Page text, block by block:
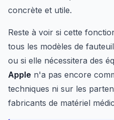
concrète et utile.
Reste à voir si cette
tous les modèles de
ou si elle nécessitera des
Apple n'a pas encore
techniques ni sur les
fabricants de matériel